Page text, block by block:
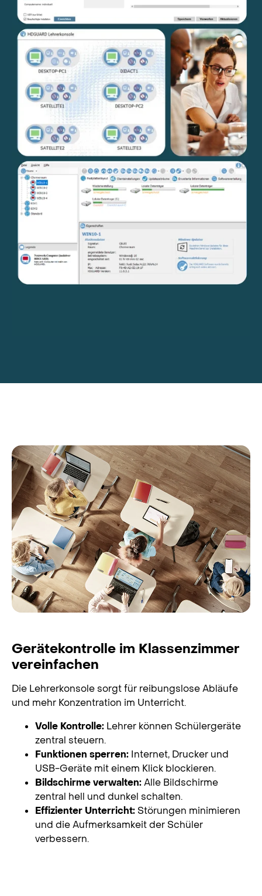
Gerätekontrolle im Klassenzimmer
vereinfachen
Die Lehrerkonsole sorgt für reibungslose Abläufe
und mehr Konzentration im Unterricht.
Volle Kontrolle: Lehrer können Schülergeräte
zentral steuern.
Funktionen sperren: Internet, Drucker und
USB-Geräte mit einem Klick blockieren.
Bildschirme verwalten:Alle Bildschirme
zentral hell und dunkel schalten.
Effizienter Unterricht: Störungen minimieren
und die Aufmerksamkeit der Schüler
verbessern.